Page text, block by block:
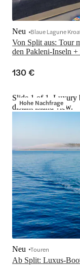
Von Split aus: Tour
den Pakleni-Inseln
Neu Blaue Lagune
130 €
Hohe Nachfrage
Slide 1 of 1, Luxury
distant island view.
Neu Touren